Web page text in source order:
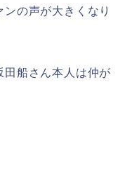
の声が大きくなり
田船さん本人は仲が